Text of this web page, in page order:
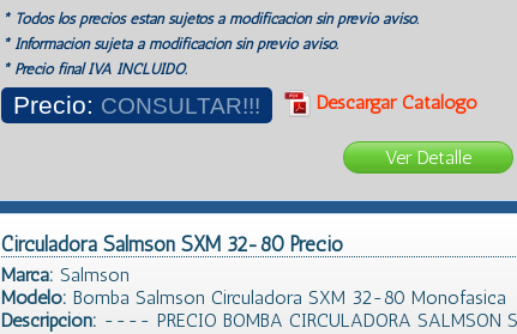
* Todos los precios estan sujetos a modificación sin previo aviso.
* Información sujeta a modificación sin previo aviso.
* Precio final IVA INCLUIDO.
Precio: CONSULTAR!!! Descargar Catálogo
Ver Detalle
Circuladora Salmson SXM 32-80 Precio
Marca: Salmson
Modelo: Bomba Salmson Circuladora SXM 32-80 Monofasica
Descripción: ---- PRECIO BOMBA CIRCULADORA SALMSON